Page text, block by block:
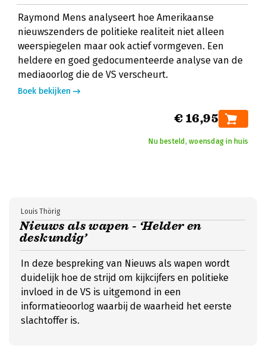
Raymond Mens analyseert hoe Amerikaanse
nieuwszenders de politieke realiteit niet alleen
weerspiegelen maar ook actief vormgeven. Een
heldere en goed gedocumenteerde analyse van de
mediaoorlog die de VS verscheurt.
Boek bekijken
€ 16,95
Nu besteld, woensdag in huis
Nieuws als wapen - ‘Helder en
deskundig’
Louis Thörig
In deze bespreking van Nieuws als wapen wordt
duidelijk hoe de strijd om kijkcijfers en politieke
invloed in de VS is uitgemond in een
informatieoorlog waarbij de waarheid het eerste
slachtoffer is.